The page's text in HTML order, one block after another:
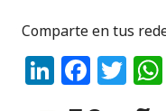
Comparte en tus
Li
n
F
a
T
w